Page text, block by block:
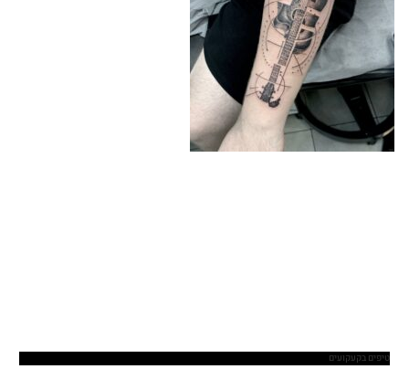
טיפים בקעקועים